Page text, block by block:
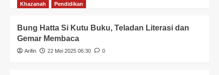
Khazanah
Pendidikan
Bung Hatta Si Kutu Buku, Teladan Literasi dan
Gemar Membaca
Arifin 22 Mei 2025 06:30 0